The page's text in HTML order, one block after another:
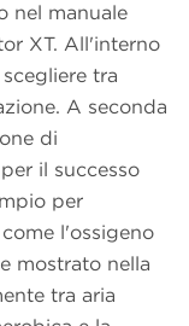
nel manuale
XT. All'interno
tra
A seconda
di
il successo
per
l'ossigeno
mostrato nella
tra aria